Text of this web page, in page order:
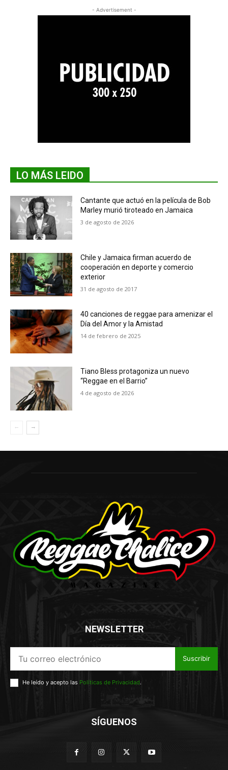
- Advertisement -
LO MÁS LEIDO
Cantante que actuó en la película de Bob
Marley murió tiroteado en Jamaica
3 de agosto de 2026
Chile y Jamaica firman acuerdo de
cooperación en deporte y comercio
exterior
31 de agosto de 2017
40 canciones de reggae para amenizar el
Día del Amor y la Amistad
14 de febrero de 2025
Tiano Bless protagoniza un nuevo
“Reggae en el Barrio”
4 de agosto de 2026
NEWSLETTER
Suscribir
He leído y acepto las Políticas de Privacidad.
SÍGUENOS